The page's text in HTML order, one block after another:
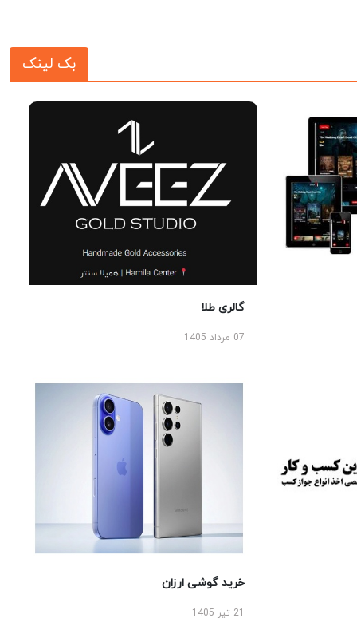
بک لینک
گالری طلا
07 مرداد 1405
خرید گوشی ارزان